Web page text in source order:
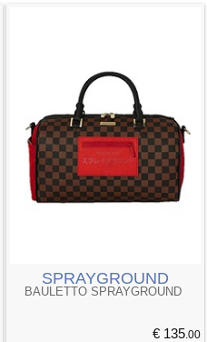
SPRAYGROUND
BAULETTO SPRAYGROUND
€ 135 .00